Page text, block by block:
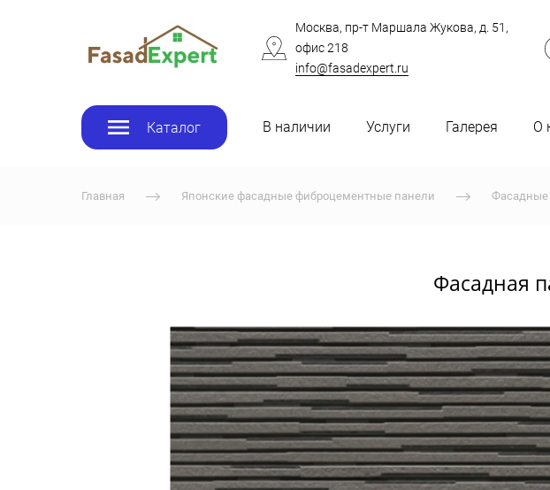
Москва, пр-т Маршала Жукова, д. 51,
офис 218
info@fasadexpert.ru
Каталог В наличии Услуги Галерея О
Главная Японские фасадные фиброцементные панели Фасадные
Фасадная